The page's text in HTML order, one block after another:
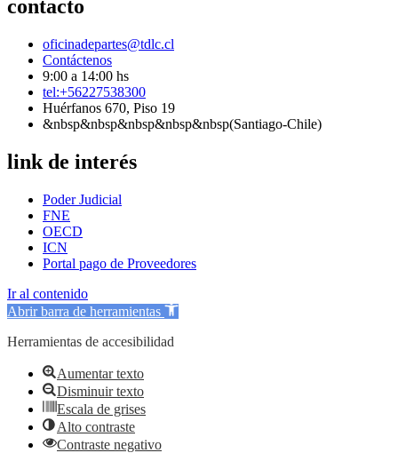
contacto
oficinadepartes@tdlc.cl
Contáctenos
9:00 a 14:00 hs
tel:+56227538300
Huérfanos 670, Piso 19
&nbsp&nbsp&nbsp&nbsp&nbsp(Santiago-Chile)
link de interés
Poder Judicial
FNE
OECD
ICN
Portal pago de Proveedores
Ir al contenido
Abrir barra de herramientas
Herramientas de accesibilidad
Aumentar texto
Disminuir texto
Escala de grises
Alto contraste
Contraste negativo